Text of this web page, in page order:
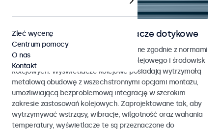
Monitory kolejowe i wyświetlacze dotykowe
Monitory i ekrany dotykowe opracowane zgodnie z normami
EN 50155 oraz EN 45545-2 dla taboru kolejowego i środowisk
kolejowych. Wyświetlacze kolejowe posiadają wytrzymałą
metalową obudowę z wszechstronnymi opcjami montażu,
umożliwiającą bezproblemową integrację w szerokim
zakresie zastosowań kolejowych. Zaprojektowane tak, aby
wytrzymywać wstrząsy, wibracje, wilgotność oraz wahania
temperatury, wyświetlacze te są przeznaczone do
Zleć wycenę
Centrum pomocy
O nas
Kontakt